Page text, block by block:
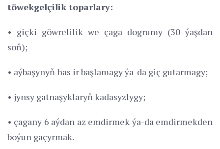
töwekgelçilik toparlary:
• giçki göwrelilik we çaga dogrumy (30 ýaşdan
soň);
• aýbaşynyň has ir başlamagy ýa-da giç gutarmagy;
• jynsy gatnaşyklaryň kadasyzlygy;
• çagany 6 aýdan az emdirmek ýa-da emdirmekden
boýun gaçyrmak.